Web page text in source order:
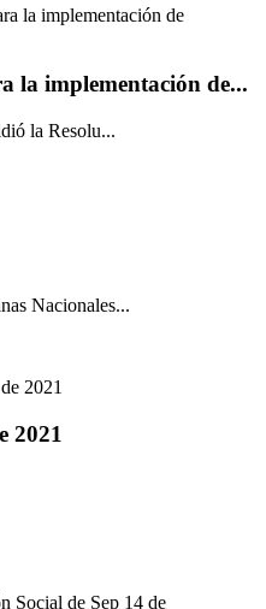
la implementación de...
la Resolu...
Nacionales...
2021